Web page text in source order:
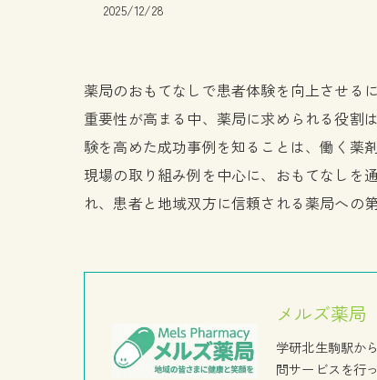
2025/12/28
薬局のおもてなしで患者体験を向上させる
重要性が高まる中、薬局に求められる役割
験を高めた成功事例を知ることは、働く薬
現場の取り組み例を中心に、おもてなしを
れ、患者と地域双方に信頼される薬局への
メルズ薬局
学研北生駒駅か
問サービスを行